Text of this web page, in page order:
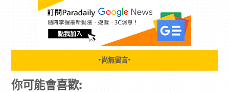
▼ 尚無留言▼
你可能會喜歡: